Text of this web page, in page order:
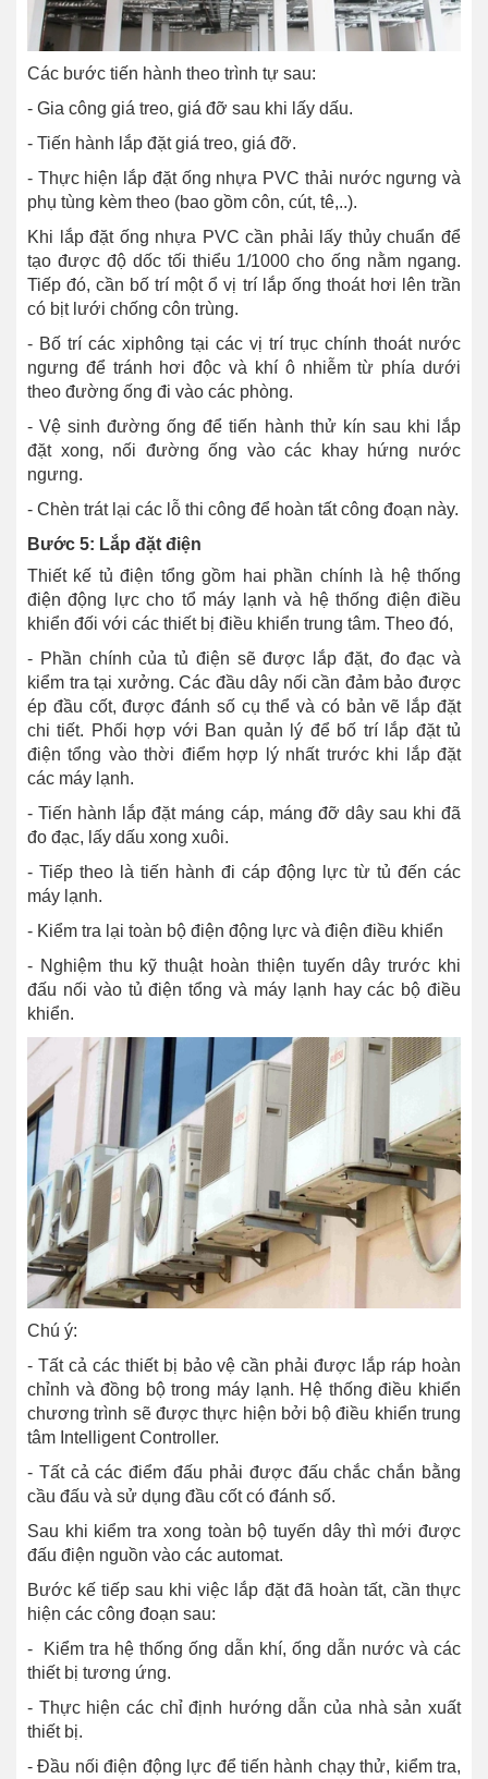
Các bước tiến hành theo trình tự sau:
- Gia công giá treo, giá đỡ sau khi lấy dấu.
- Tiến hành lắp đặt giá treo, giá đỡ.
- Thực hiện lắp đặt ống nhựa PVC thải nước ngưng và
phụ tùng kèm theo (bao gồm côn, cút, tê,..).
Khi lắp đặt ống nhựa PVC cần phải lấy thủy chuẩn để
tạo được độ dốc tối thiểu 1/1000 cho ống nằm ngang.
Tiếp đó, cần bố trí một ổ vị trí lắp ống thoát hơi lên trần
có bịt lưới chống côn trùng.
- Bố trí các xiphông tại các vị trí trục chính thoát nước
ngưng để tránh hơi độc và khí ô nhiễm từ phía dưới
theo đường ống đi vào các phòng.
- Vệ sinh đường ống để tiến hành thử kín sau khi lắp
đặt xong, nối đường ống vào các khay hứng nước
ngưng.
- Chèn trát lại các lỗ thi công để hoàn tất công đoạn này.
Bước 5: Lắp đặt điện
Thiết kế tủ điện tổng gồm hai phần chính là hệ thống
điện động lực cho tổ máy lạnh và hệ thống điện điều
khiển đối với các thiết bị điều khiển trung tâm. Theo đó,
- Phần chính của tủ điện sẽ được lắp đặt, đo đạc và
kiểm tra tại xưởng. Các đầu dây nối cần đảm bảo được
ép đầu cốt, được đánh số cụ thể và có bản vẽ lắp đặt
chi tiết. Phối hợp với Ban quản lý để bố trí lắp đặt tủ
điện tổng vào thời điểm hợp lý nhất trước khi lắp đặt
các máy lạnh.
- Tiến hành lắp đặt máng cáp, máng đỡ dây sau khi đã
đo đạc, lấy dấu xong xuôi.
- Tiếp theo là tiến hành đi cáp động lực từ tủ đến các
máy lạnh.
- Kiểm tra lại toàn bộ điện động lực và điện điều khiển
- Nghiệm thu kỹ thuật hoàn thiện tuyến dây trước khi
đấu nối vào tủ điện tổng và máy lạnh hay các bộ điều
khiển.
Chú ý:
- Tất cả các thiết bị bảo vệ cần phải được lắp ráp hoàn
chỉnh và đồng bộ trong máy lạnh. Hệ thống điều khiển
chương trình sẽ được thực hiện bởi bộ điều khiển trung
tâm Intelligent Controller.
- Tất cả các điểm đấu phải được đấu chắc chắn bằng
cầu đấu và sử dụng đầu cốt có đánh số.
Sau khi kiểm tra xong toàn bộ tuyến dây thì mới được
đấu điện nguồn vào các automat.
Bước kế tiếp sau khi việc lắp đặt đã hoàn tất, cần thực
hiện các công đoạn sau:
- Kiểm tra hệ thống ống dẫn khí, ống dẫn nước và các
thiết bị tương ứng.
- Thực hiện các chỉ định hướng dẫn của nhà sản xuất
thiết bị.
- Đầu nối điện động lực để tiến hành chạy thử, kiểm tra,